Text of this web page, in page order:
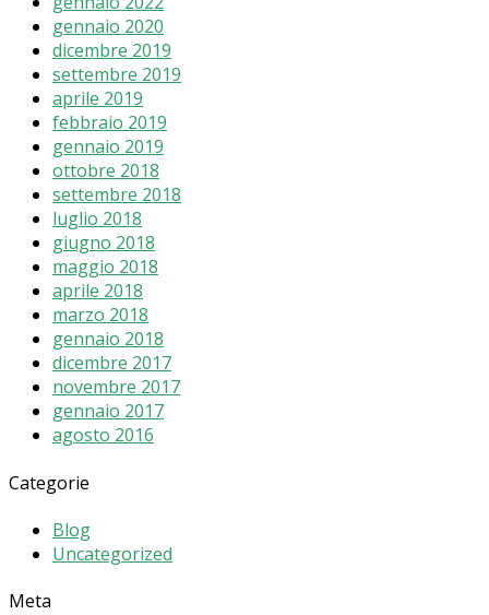
gennaio 2020
dicembre 2019
settembre 2019
aprile 2019
febbraio 2019
gennaio 2019
ottobre 2018
settembre 2018
luglio 2018
giugno 2018
maggio 2018
aprile 2018
marzo 2018
gennaio 2018
dicembre 2017
novembre 2017
gennaio 2017
agosto 2016
Categorie
Blog
Uncategorized
Meta